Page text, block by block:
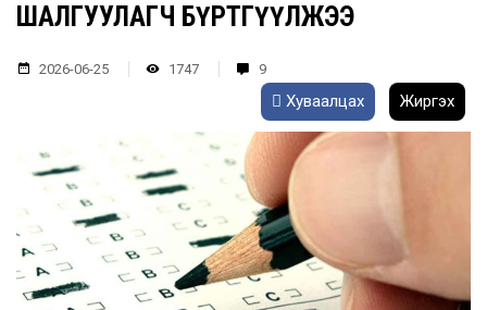
ШАЛГУУЛАГЧ БҮРТГҮҮЛЖЭЭ
2026-06-25 1747 9
Хуваалцах Жиргэх